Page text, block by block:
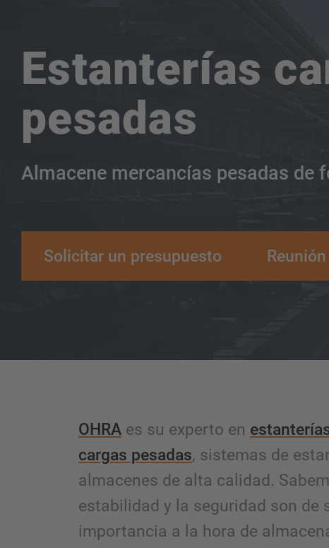
Estanterías
pesadas
Almacene mercancías pesadas de
Solicitar un presupuesto
OHRA es su experto en
cargas pesadas, sistemas de
almacenes de alta calidad.
estabilidad y la seguridad son de
importancia a la hora de